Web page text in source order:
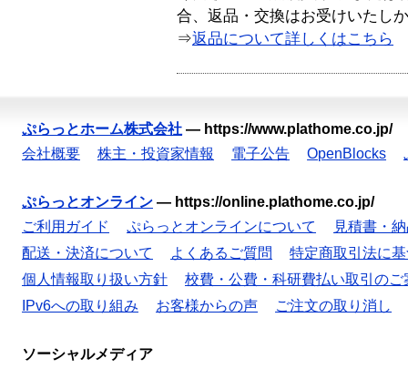
合、返品・交換はお受けいたし
⇒返品について詳しくはこちら
ぷらっとホーム株式会社 — https://www.plathome.co.jp/
会社概要
株主・投資家情報 電子公告 OpenBlocks
ぷらっとオンライン — https://online.plathome.co.jp/
ご利用ガイド
ぷらっとオンラインについて
見積書・
配送・決済について
よくあるご質問
特定商取引法に
個人情報取り扱い方針
校費・公費・科研費払い取引のご
IPv6への取り組み
お客様からの声 ご注文の取り消し
ソーシャルメディア